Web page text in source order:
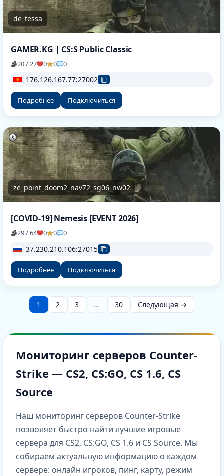
de_tessa
GAMER.KG | CS:S Public Classic
20 / 27 0 0 0
176.126.167.77:27002
Подробнее Подключиться
ze_point_doom2_nav72_sg06_nw02
[COVID-19] Nemesis [EVENT 2026]
29 / 64 0 0 0
37.230.210.106:27015
Подробнее Подключиться
1 2 3 ... 30 Следующая →
Мониторинг серверов Counter-
Strike — CS2, CS:GO, CS 1.6, CS
Source
Наш мониторинг серверов Counter-Strike
позволяет быстро найти лучшие игровые
сервера для CS2, CS:GO, CS 1.6 и CS Source. Мы
собираем актуальную информацию о каждом
сервере: онлайн игроков, пинг, карту, режим